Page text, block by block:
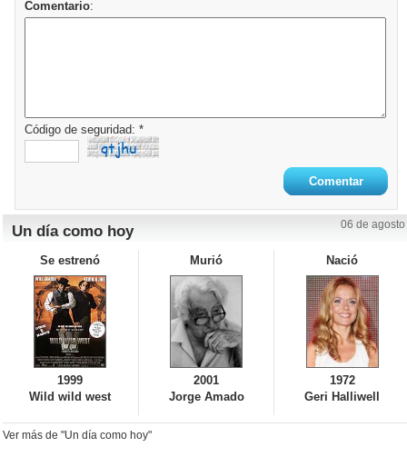
Comentario:
Código de seguridad: *
Un día como hoy 06 de agosto
Se estrenó
1999
Wild wild west
Murió
2001
Jorge Amado
Nació
1972
Geri Halliwell
Ver más de "Un día como hoy"